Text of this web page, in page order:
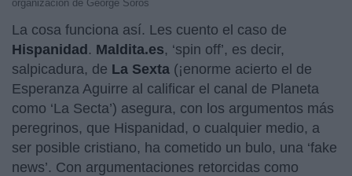
organización de George Soros
La cosa funciona así. Les cuento el caso de
Hispanidad. Maldita.es, ‘spin off’, es decir,
salpicadura, de La Sexta (¡enorme acierto el de
Esperanza Aguirre al calificar el canal de Planeta
como ‘La Secta’) asegura, con los argumentos más
peregrinos, que Hispanidad, o cualquier medio, a
ser posible cristiano, ha cometido un bulo, una ‘fake
news’. Con argumentaciones retorcidas como